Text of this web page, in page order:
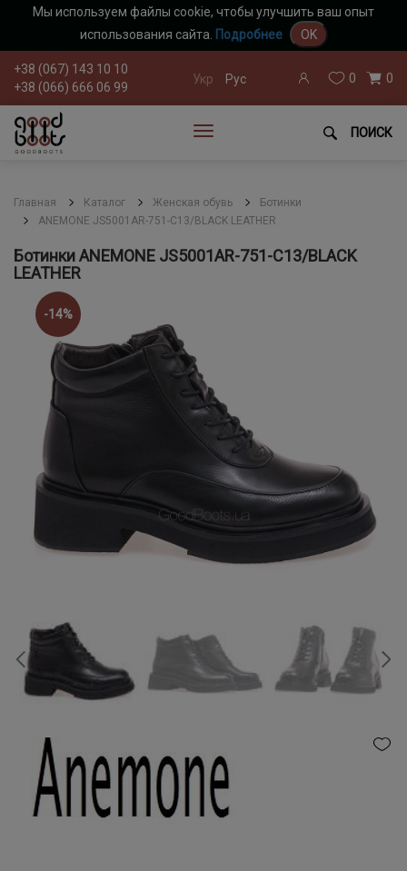
Мы используем файлы cookie, чтобы улучшить ваш опыт
использования сайта. Подробнее OK
+38 (067) 143 10 10
+38 (066) 666 06 99
Укр Рус 0 0
ПОИСК
Главная Каталог Женская обувь
Ботинки
ANEMONE JS5001AR-751-C13/BLACK LEATHER
Ботинки ANEMONE JS5001AR-751-C13/BLACK
LEATHER
-14%